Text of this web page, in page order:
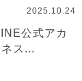
2025.10.24
公式アカ
ス...